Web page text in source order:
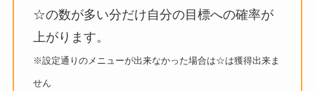
☆の数が多い分だけ自分の目標への確率が
上がります。
※設定通りのメニューが出来なかった場合は☆は獲得出来ま
せん